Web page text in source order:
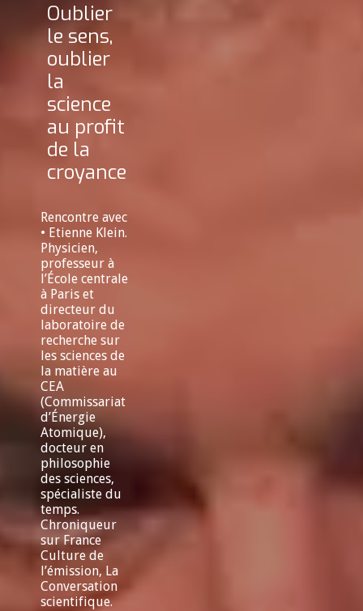
Oublier
le sens,
oublier
la
science
au profit
de la
croyance
Rencontre avec
• Etienne Klein.
Physicien,
professeur à
l’École centrale
à Paris et
directeur du
laboratoire de
recherche sur
les sciences de
la matière au
CEA
(Commissariat
d’Énergie
Atomique),
docteur en
philosophie
des sciences,
spécialiste du
temps.
Chroniqueur
sur France
Culture de
l’émission, La
Conversation
scientifique.